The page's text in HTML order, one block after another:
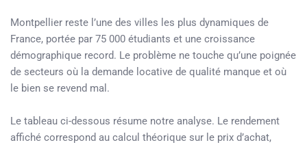
Montpellier reste l’une des villes les plus dynamiques de
France, portée par 75 000 étudiants et une croissance
démographique record. Le problème ne touche qu’une poignée
de secteurs où la demande locative de qualité manque et où
le bien se revend mal.
Le tableau ci-dessous résume notre analyse. Le rendement
affiché correspond au calcul théorique sur le prix d’achat,